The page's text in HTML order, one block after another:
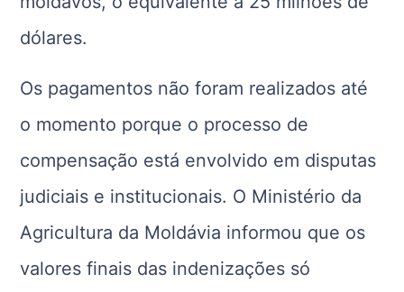
dólares.
Os pagamentos não foram realizados até
o momento porque o processo de
compensação está envolvido em disputas
judiciais e institucionais. O Ministério da
Agricultura da Moldávia informou que os
valores finais das indenizações só